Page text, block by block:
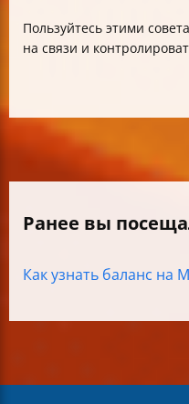
Пользуйтесь этими
на связи и
Ранее вы
Как узнать баланс на